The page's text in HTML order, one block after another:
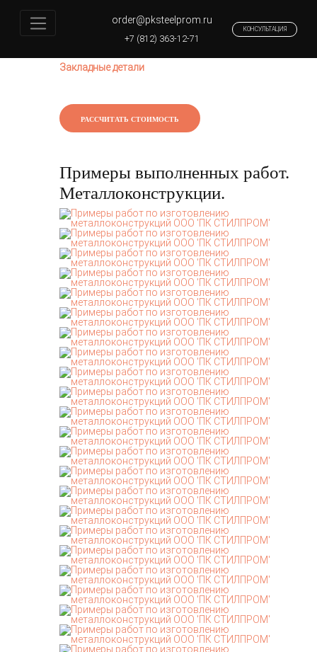
order@pksteelprom.ru
+7 (812) 363-12-71
КОНСУЛЬТАЦИЯ
Закладные детали
РАССЧИТАТЬ СТОИМОСТЬ
Примеры выполненных работ.
Металлоконструкции.